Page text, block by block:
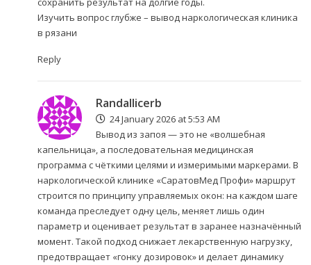
Изучить вопрос глубже – вывод наркологическая клиника
в рязани
Reply
Randallicerb
24 January 2026 at 5:53 AM
Вывод из запоя — это не «волшебная
капельница», а последовательная медицинская
программа с чёткими целями и измеримыми маркерами. В
наркологической клинике «СаратовМед Профи» маршрут
строится по принципу управляемых окон: на каждом шаге
команда преследует одну цель, меняет лишь один
параметр и оценивает результат в заранее назначённый
момент. Такой подход снижает лекарственную нагрузку,
предотвращает «гонку дозировок» и делает динамику